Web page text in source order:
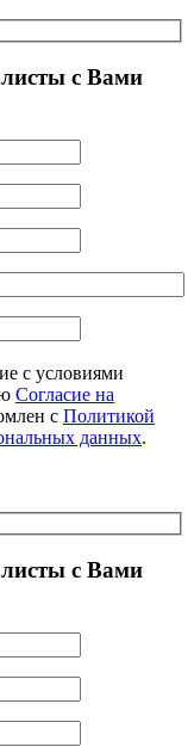
с Вами
с условиями
Согласие на
с Политикой
данных.
с Вами